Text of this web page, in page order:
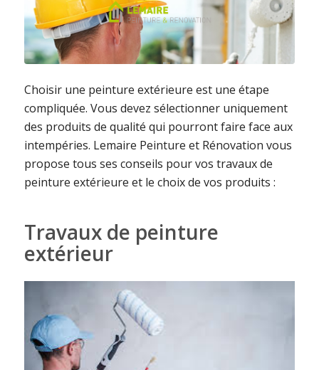
Choisir une peinture extérieure est une étape
compliquée. Vous devez sélectionner uniquement
des produits de qualité qui pourront faire face aux
intempéries. Lemaire Peinture et Rénovation vous
propose tous ses conseils pour vos travaux de
peinture extérieure et le choix de vos produits :
Travaux de peinture
extérieur